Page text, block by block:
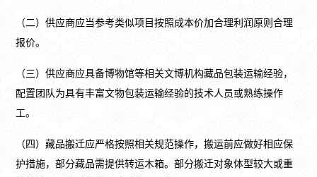
（二）供应商应当参考类似项目按照成本价加合理利润原则合理
报价。
（三）供应商应具备博物馆等相关文博机构藏品包装运输经验，
配置团队为具有丰富文物包装运输经验的技术人员或熟练操作
工。
（四）藏品搬迁应严格按照相关规范操作，搬运前应做好相应保
护措施，部分藏品需提供转运木箱。部分搬迁对象体型较大或重